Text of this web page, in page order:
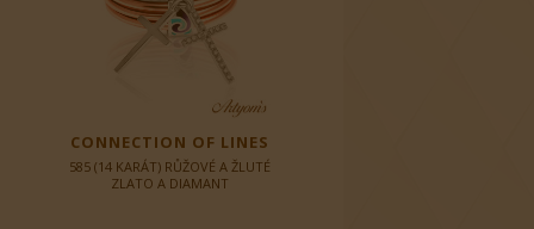
CONNECTION OF LINES
585 (14 KARÁT) RŮŽOVÉ A ŽLUTÉ
ZLATO A DIAMANT